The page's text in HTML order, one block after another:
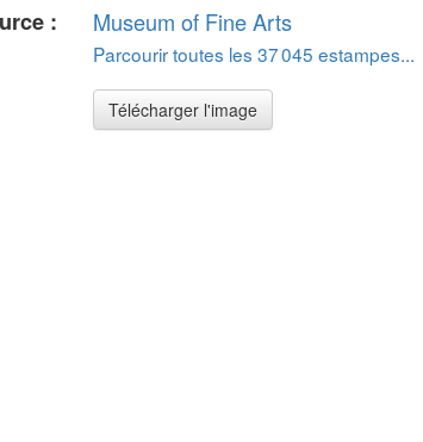
:
Museum of Fine Arts
Parcourir toutes les 37 045 estampes...
Télécharger l'image